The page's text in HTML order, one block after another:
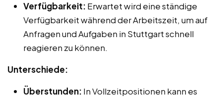
Verfügbarkeit: Erwartet wird eine ständige
Verfügbarkeit während der Arbeitszeit, um auf
Anfragen und Aufgaben in Stuttgart schnell
reagieren zu können.
Unterschiede:
Überstunden: In Vollzeitpositionen kann es